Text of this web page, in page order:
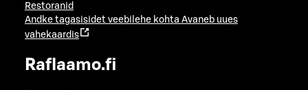
Restoranid
Andke tagasisidet veebilehe kohta Avaneb uues
vahekaardis
Raflaamo.fi